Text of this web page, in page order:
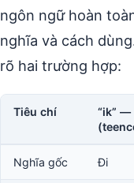
ngôn ngữ hoàn
nghĩa và cách
rõ hai trường hợp:
Tiêu chí
“ik” —
Nghĩa gốc Đi